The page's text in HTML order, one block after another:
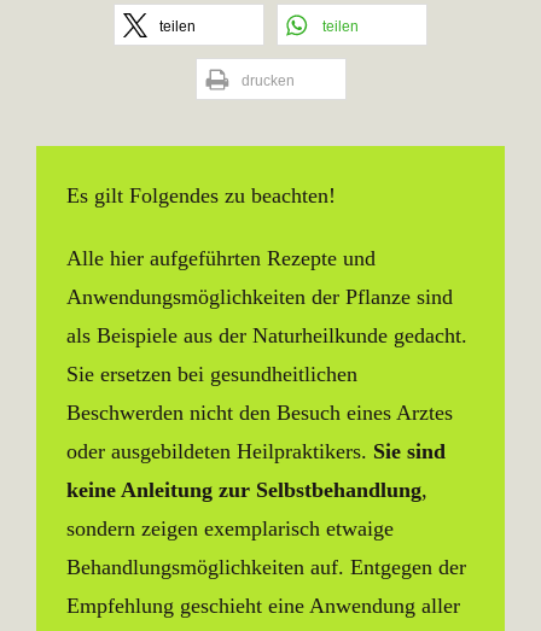
teilen teilen
drucken
Es gilt Folgendes zu beachten!
Alle hier aufgeführten Rezepte und
Anwendungsmöglichkeiten der Pflanze sind
als Beispiele aus der Naturheilkunde gedacht.
Sie ersetzen bei gesundheitlichen
Beschwerden nicht den Besuch eines Arztes
oder ausgebildeten Heilpraktikers. Sie sind
keine Anleitung zur Selbstbehandlung,
sondern zeigen exemplarisch etwaige
Behandlungsmöglichkeiten auf. Entgegen der
Empfehlung geschieht eine Anwendung aller